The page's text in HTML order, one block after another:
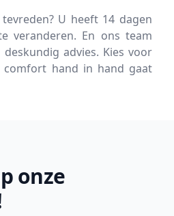
U heeft 14 dagen
veranderen. En ons team
advies. Kies voor
comfort hand in hand gaat
onze